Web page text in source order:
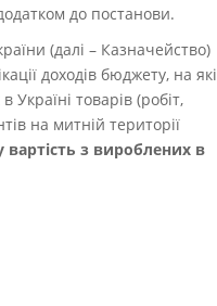
до постанови.
(далі – Казначейство)
доходів бюджету, на які
товарів (робіт,
на митній території
вартість з вироблених в